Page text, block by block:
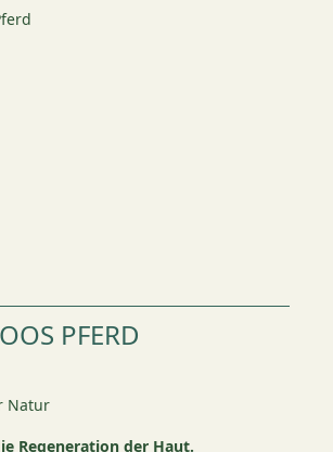
PFERD
Natur
Regeneration der Haut.